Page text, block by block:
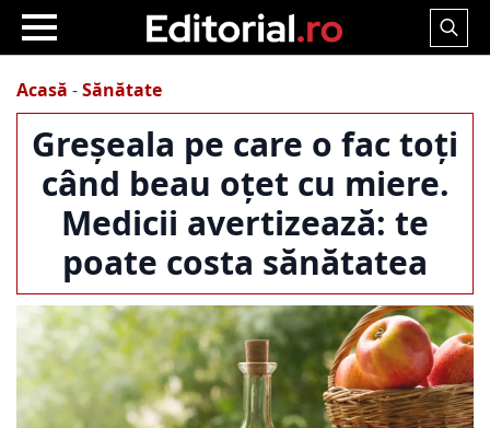
Search
Acasă -Sănătate
Greșeala pe care o fac toți
când beau oțet cu miere.
Medicii avertizează: te
poate costa sănătatea